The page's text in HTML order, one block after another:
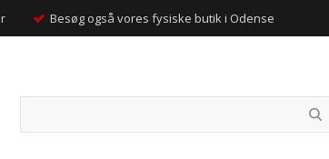
Besøg også vores fysiske butik i Odense